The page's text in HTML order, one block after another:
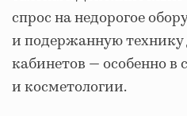
спрос на недорогое
и подержанную технику
кабинетов — особенно
и косметологии.